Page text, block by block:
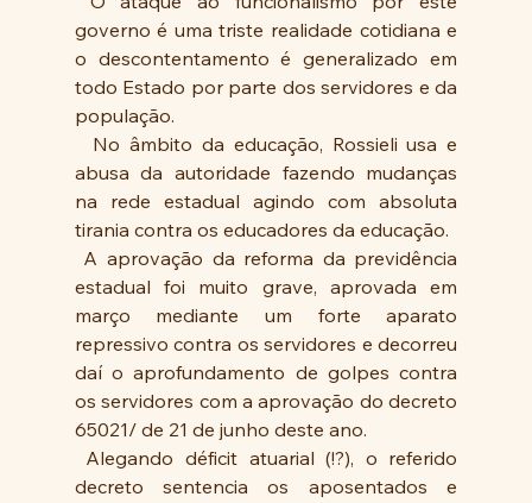
governo é uma triste realidade cotidiana e
o descontentamento é generalizado em
todo Estado por parte dos servidores e da
população.
abusa da autoridade fazendo mudanças
na rede estadual agindo com absoluta
tirania contra os educadores da educação.
estadual foi muito grave, aprovada em
março mediante um forte aparato
repressivo contra os servidores e decorreu
daí o aprofundamento de golpes contra
os servidores com a aprovação do decreto
65021/ de 21 de junho deste ano.
decreto sentencia os aposentados e